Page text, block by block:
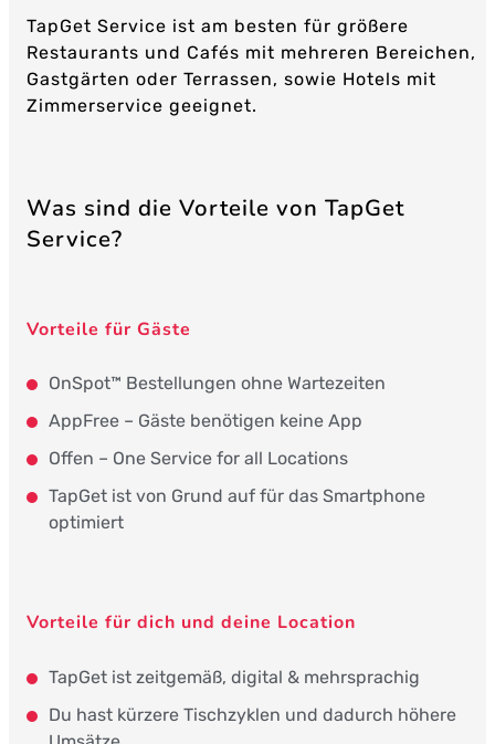
TapGet Service ist am besten für größere
Restaurants und Cafés mit mehreren Bereichen,
Gastgärten oder Terrassen, sowie Hotels mit
Zimmerservice geeignet.
Was sind die Vorteile von TapGet
Service?
Vorteile für Gäste
OnSpot™ Bestellungen ohne Wartezeiten
AppFree – Gäste benötigen keine App
Offen – One Service for all Locations
TapGet ist von Grund auf für das Smartphone
optimiert
Vorteile für dich und deine Location
TapGet ist zeitgemäß, digital & mehrsprachig
Du hast kürzere Tischzyklen und dadurch höhere